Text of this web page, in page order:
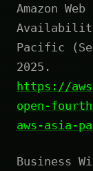
Amazon
Availability
Pacific
2025.
https://
open-
aws-asia-
Business